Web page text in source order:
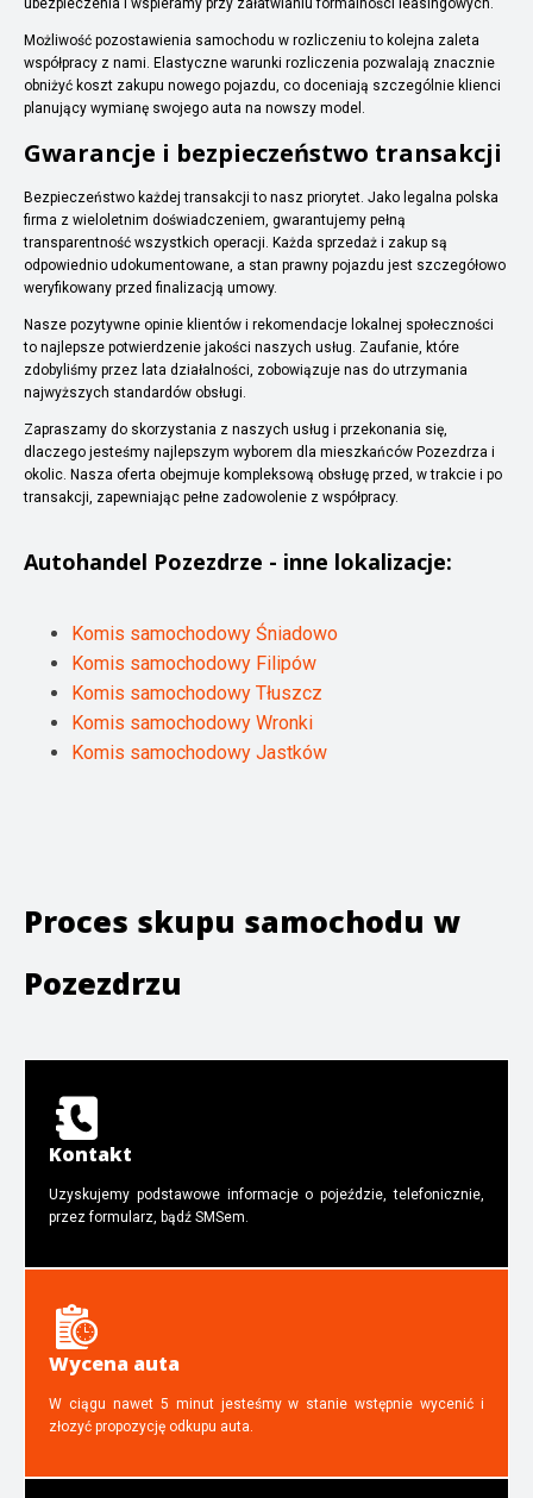
ubezpieczenia i wspieramy przy załatwianiu formalności leasingowych.
Możliwość pozostawienia samochodu w rozliczeniu to kolejna zaleta
współpracy z nami. Elastyczne warunki rozliczenia pozwalają znacznie
obniżyć koszt zakupu nowego pojazdu, co doceniają szczególnie klienci
planujący wymianę swojego auta na nowszy model.
Gwarancje i bezpieczeństwo transakcji
Bezpieczeństwo każdej transakcji to nasz priorytet. Jako legalna polska
firma z wieloletnim doświadczeniem, gwarantujemy pełną
transparentność wszystkich operacji. Każda sprzedaż i zakup są
odpowiednio udokumentowane, a stan prawny pojazdu jest szczegółowo
weryfikowany przed finalizacją umowy.
Nasze pozytywne opinie klientów i rekomendacje lokalnej społeczności
to najlepsze potwierdzenie jakości naszych usług. Zaufanie, które
zdobyliśmy przez lata działalności, zobowiązuje nas do utrzymania
najwyższych standardów obsługi.
Zapraszamy do skorzystania z naszych usług i przekonania się,
dlaczego jesteśmy najlepszym wyborem dla mieszkańców Pozezdrza i
okolic. Nasza oferta obejmuje kompleksową obsługę przed, w trakcie i po
transakcji, zapewniając pełne zadowolenie z współpracy.
Autohandel Pozezdrze - inne lokalizacje:
Komis samochodowy Śniadowo
Komis samochodowy Filipów
Komis samochodowy Tłuszcz
Komis samochodowy Wronki
Komis samochodowy Jastków
Proces skupu samochodu w
Pozezdrzu
Kontakt
Uzyskujemy podstawowe informacje o pojeździe, telefonicznie,
przez formularz, bądź SMSem.
Wycena auta
W ciągu nawet 5 minut jesteśmy w stanie wstępnie wycenić i
złozyć propozycję odkupu auta.